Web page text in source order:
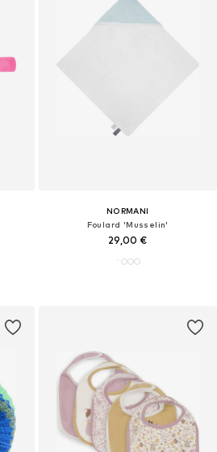
NORMANI
Foulard 'Musselin'
29,00 €